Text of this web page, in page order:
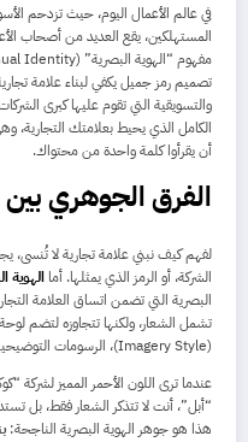
في عالم الأعمال اليوم، حيث تزدحم
المستهلكين، يقع العديد من أصحاب
تصميم رمز جميل يكفي لبناء علامة
والتسويقية التي تقوم عليها كبرى
الكامل الذي يحيط بعلامتك التجارية،
أن يقرأوا كلمة واحدة من محتواك.
الفرق الجوهري بين
لفهم كيف نبني علامة تجارية لا تُنسى،
الشركة، أو الرمز الذي يمثلها. أما الهوية
(Imagery Style)، الرسومات التوضيحية، وتخطيط التصميم (Layout).
عندما ترى اللون الأحمر المميز لشركة
“أبل”، أنت لا تتذكر الشعار فقط، بل
هذا هو جوهر الهوية البصرية الناجحة: